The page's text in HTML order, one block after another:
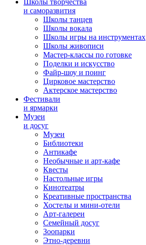
Школы творчества
и саморазвития
Школы танцев
Школы вокала
Школы игры на инструментах
Школы живописи
Мастер-классы по готовке
Поделки и искусство
Файр-шоу и поинг
Цирковое мастерство
Актерское мастерство
Фестивали
и ярмарки
Музеи
и досуг
Музеи
Библиотеки
Антикафе
Необычные и арт-кафе
Квесты
Настольные игры
Кинотеатры
Креативные пространства
Хостелы и мини-отели
Арт-галереи
Семейный досуг
Зоопарки
Этно-деревни